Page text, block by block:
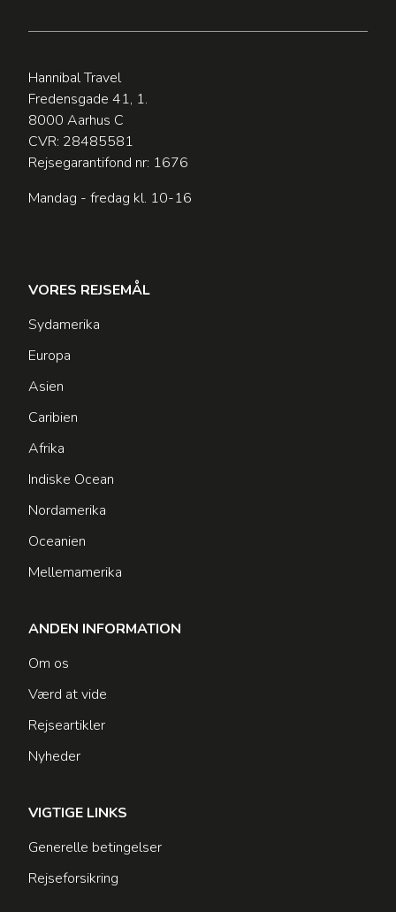
Hannibal Travel
Fredensgade 41, 1.
8000 Aarhus C
CVR: 28485581
Rejsegarantifond nr: 1676
Mandag - fredag kl. 10-16
VORES REJSEMÅL
Sydamerika
Europa
Asien
Caribien
Afrika
Indiske Ocean
Nordamerika
Oceanien
Mellemamerika
ANDEN INFORMATION
Om os
Værd at vide
Rejseartikler
Nyheder
VIGTIGE LINKS
Generelle betingelser
Rejseforsikring